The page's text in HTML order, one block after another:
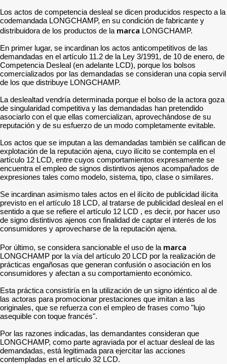
Los actos de competencia desleal se dicen producidos respecto a la
codemandada LONGCHAMP, en su condición de fabricante y
distribuidora de los productos de la marca LONGCHAMP.
En primer lugar, se incardinan los actos anticompetitivos de las
demandadas en el artículo 11.2 de la Ley 3/1991, de 10 de enero, de
Competencia Desleal (en adelante LCD), porque los bolsos
comercializados por las demandadas se consideran una copia servil
de los que distribuye LONGCHAMP.
La deslealtad vendría determinada porque el bolso de la actora goza
de singularidad competitiva y las demandadas han pretendido
asociarlo con el que ellas comercializan, aprovechándose de su
reputación y de su esfuerzo de un modo completamente evitable.
Los actos que se imputan a las demandadas también se califican de
explotación de la reputación ajena, cuyo ilícito se contempla en el
artículo 12 LCD, entre cuyos comportamientos expresamente se
encuentra el empleo de signos distintivos ajenos acompañados de
expresiones tales como modelo, sistema, tipo, clase o similares.
Se incardinan asimismo tales actos en el ilícito de publicidad ilícita
previsto en el artículo 18 LCD, al tratarse de publicidad desleal en el
sentido a que se refiere el artículo 12 LCD , es decir, por hacer uso
de signo distintivos ajenos con finalidad de captar el interés de los
consumidores y aprovecharse de la reputación ajena.
Por último, se considera sancionable el uso de la marca
LONGCHAMP por la vía del artículo 20 LCD por la realización de
prácticas engañosas que generan confusión o asociación en los
consumidores y afectan a su comportamiento económico.
Esta práctica consistiría en la utilización de un signo idéntico al de
las actoras para promocionar prestaciones que imitan a las
originales, que se refuerza con el empleo de frases como "lujo
asequible con toque francés".
Por las razones indicadas, las demandantes consideran que
LONGCHAMP, como parte agraviada por el actuar desleal de las
demandadas, está legitimada para ejercitar las acciones
contempladas en el artículo 32 LCD.